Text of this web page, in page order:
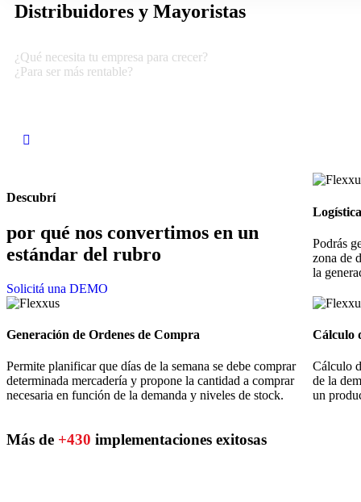
Distribuidores y Mayoristas
¿Qué necesita tu empresa para crecer?
¿Para ser más rentable?
Descubrí
por qué nos convertimos en un
estándar del rubro
Solicitá una DEMO
Podrás
zona de
la
Generación de Ordenes de Compra
Permite planificar que días de la semana se debe comprar
determinada mercadería y propone la cantidad a comprar
necesaria en función de la demanda y niveles de stock.
Cálculo
Cálculo
de la
un
Más de +430 implementaciones exitosas